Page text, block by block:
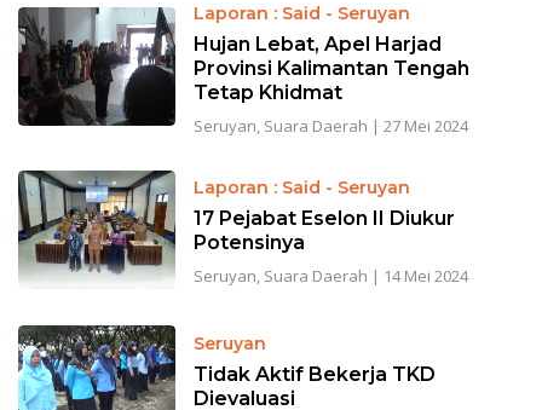
Laporan : Said - Seruyan
Hujan Lebat, Apel Harjad
Provinsi Kalimantan Tengah
Tetap Khidmat
Seruyan Suara Daerah | 27 Mei 2024
Laporan : Said - Seruyan
17 Pejabat Eselon II Diukur
Potensinya
Seruyan, Suara Daerah | 14 Mei 2024
Seruyan
Tidak Aktif Bekerja TKD
Dievaluasi